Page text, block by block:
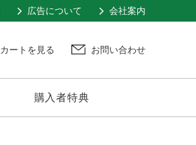
広告について 会社案内
カートを見る お問い合わせ
購入者特典